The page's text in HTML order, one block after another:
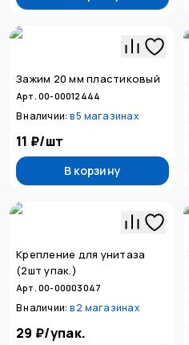
Зажим 20 мм пластиковый
Арт. 00-00012444
В наличии: в5 магазинах
11 ₽/шт
В корзину
Крепление для унитаза
(2шт упак.)
Арт. 00-00003047
В наличии: в2 магазинах
29 ₽/упак.